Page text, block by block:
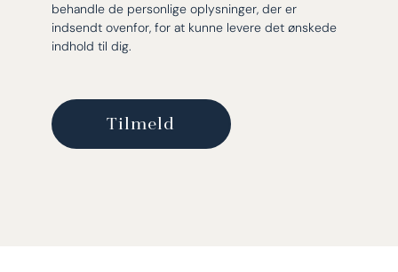
behandle de personlige oplysninger, der er
indsendt ovenfor, for at kunne levere det ønskede
indhold til dig.